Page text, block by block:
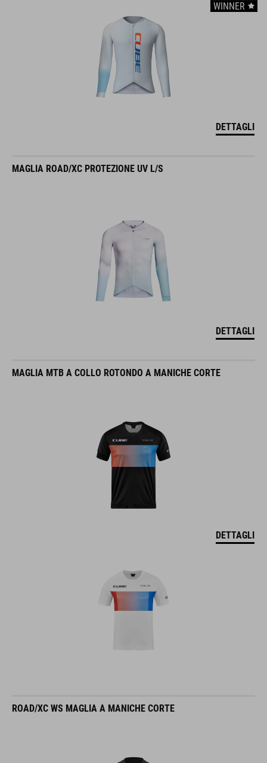
WINNER
DETTAGLI
MAGLIA ROAD/XC PROTEZIONE UV L/S
DETTAGLI
MAGLIA MTB A COLLO ROTONDO A MANICHE CORTE
DETTAGLI
ROAD/XC WS MAGLIA A MANICHE CORTE